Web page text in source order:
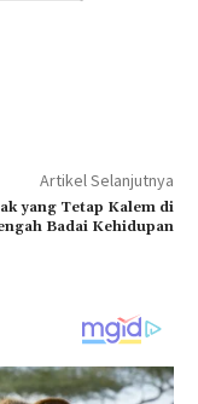
Artikel Selanjutnya
yang Tetap Kalem di
Badai Kehidupan